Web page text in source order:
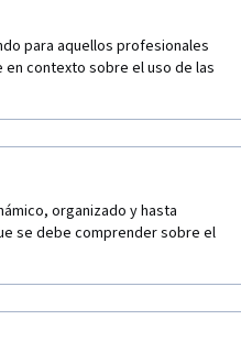
para aquellos profesionales
contexto sobre el uso de las
organizado y hasta
se debe comprender sobre el